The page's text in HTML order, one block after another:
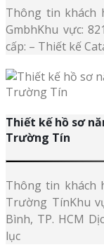
Thông tin khách
GmbhKhu vực:
cấp: – Thiết kế
Thiết kế hồ sơ
Trường Tín
Thông tin khách
Trường TínKhu
Bình, TP. HCM
lục